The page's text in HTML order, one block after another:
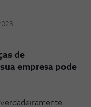
de
empresa pode